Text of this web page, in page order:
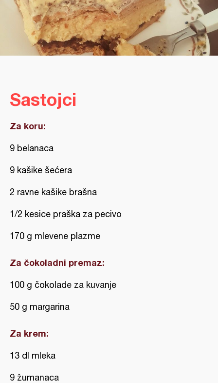
Sastojci
Za koru:
9 belanaca
9 kašike šećera
2 ravne kašike brašna
1/2 kesice praška za pecivo
170 g mlevene plazme
Za čokoladni premaz:
100 g čokolade za kuvanje
50 g margarina
Za krem:
13 dl mleka
9 žumanaca